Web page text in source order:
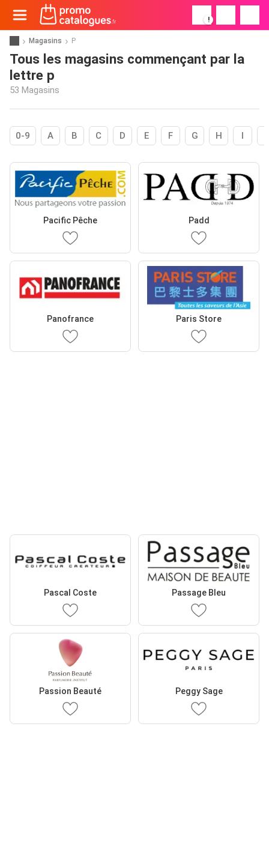
!
Magasins P
Tous les magasins commençant par la
lettre p
53 Magasins
0-9 A B C D E F G H I
Pacific Pêche Padd
Panofrance Paris Store
Pascal Coste Passage Bleu
Passion Beauté Peggy Sage